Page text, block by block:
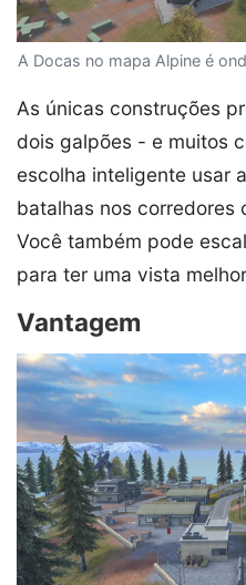
A Docas no mapa Alpine é
As únicas construções
dois galpões - e muitos
escolha inteligente usar
batalhas nos corredores
Você também pode
para ter uma vista
Vantagem